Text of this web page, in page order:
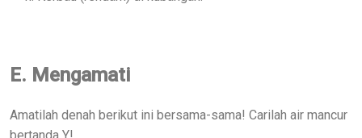
E. Mengamati
Amatilah denah berikut ini bersama-sama! Carilah air mancur